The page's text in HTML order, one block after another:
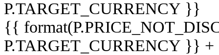
P.TARGET_CURRENCY }}
{{
P.TARGET_CURRENCY }}